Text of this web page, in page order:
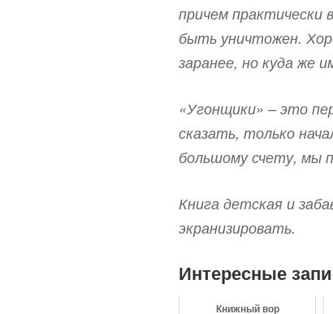
причем практически
быть уничтожен.
заранее, но куда же
«Угонщики» – это
сказать, только
большому счету, мы
Книга детская и
экранизировать.
Интересные
Книжный вор